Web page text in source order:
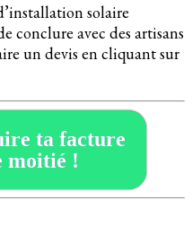
solaire
conclure avec des artisans
un devis en cliquant sur
ta facture
moitié !